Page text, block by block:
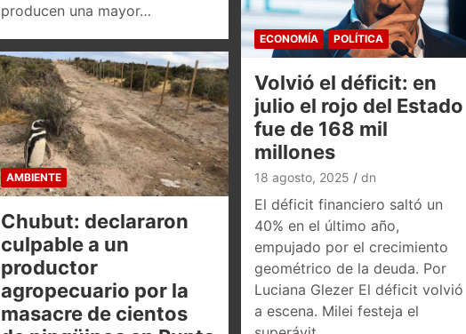
producen una mayor…
AMBIENTE
Chubut: declararon
culpable a un
productor
agropecuario por la
masacre de cientos
ECONOMÍA POLÍTICA
Volvió el déficit: en
julio el rojo del Estado
fue de 168 mil
millones
18 agosto, 2025 dn
El déficit financiero saltó un
40% en el último año,
empujado por el crecimiento
geométrico de la deuda. Por
Luciana Glezer El déficit volvió
a escena. Milei festeja el